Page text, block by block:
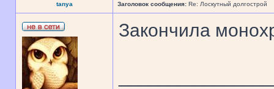
tanya Заголовок сообщения: Re: Лоскутный долгострой
Закончила